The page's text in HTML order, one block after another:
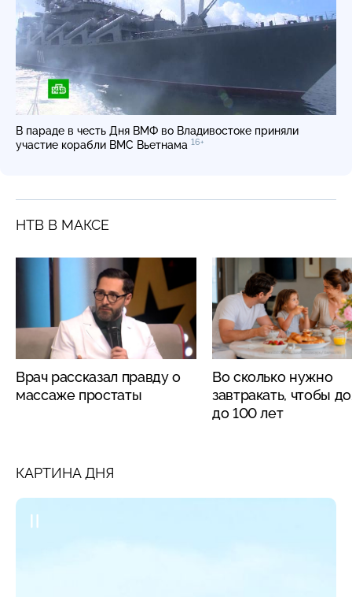
В параде в честь Дня ВМФ во Владивостоке приняли
участие корабли ВМС Вьетнама 16+
НТВ В МАКСЕ
Врач рассказал правду о
массаже простаты
Во сколько нужно
завтракать, чтобы
до 100 лет
КАРТИНА ДНЯ